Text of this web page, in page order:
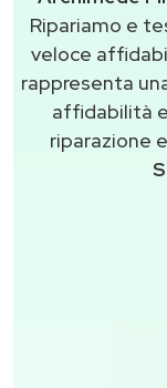
Ripariamo e
veloce
rappresenta
affidabilità
riparazione e